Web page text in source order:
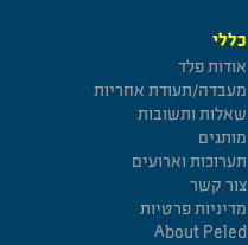
כללי
אודות פלד
מעבדה/תעודת אחריות
שאלות ותשובות
מותגים
תערוכות וארועים
צור קשר
מדיניות פרטיות
About Peled